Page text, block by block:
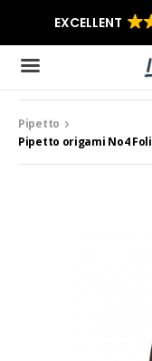
Pipetto
Pipetto origami No4